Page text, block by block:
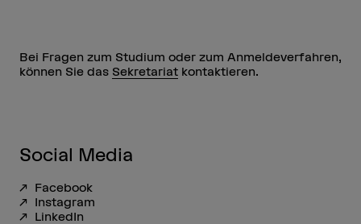
Bei Fragen zum Studium oder zum Anmeldeverfahren,
können Sie das Sekretariatkontaktieren.
Social Media
Facebook
Instagram
LinkedIn